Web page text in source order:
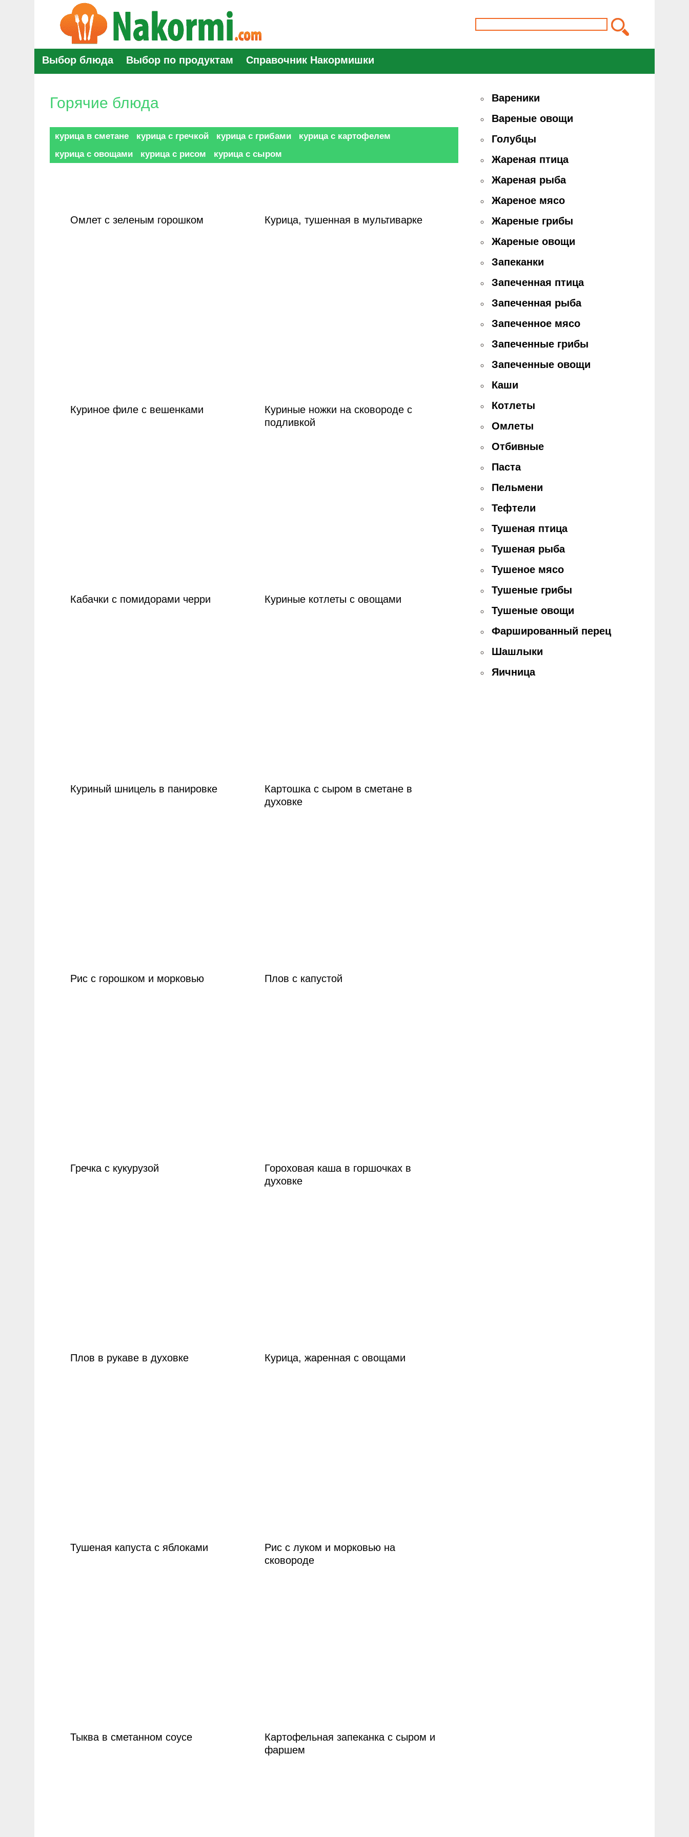
Выбор блюда Выбор по продуктам Справочник Накормишки
Горячие блюда
курица в сметане курица с гречкой курица с грибами
курица с картофелем
курица с овощами
курица с рисом курица с сыром
Омлет с зеленым горошком Курица, тушенная в мультиварке
Куриное филе с вешенками
Куриные ножки на сковороде с
подливкой
Кабачки с помидорами черри Куриные котлеты с овощами
Куриный шницель в панировке
Картошка с сыром в сметане в
духовке
Рис с горошком и морковью Плов с капустой
Гречка с кукурузой
Гороховая каша в горшочках в
духовке
Плов в рукаве в духовке Курица, жаренная с овощами
Тушеная капуста с яблоками
Рис с луком и морковью на
сковороде
Тыква в сметанном соусе
Картофельная запеканка с сыром и
фаршем
Вареники
Вареные овощи
Голубцы
Жареная птица
Жареная рыба
Жареное мясо
Жареные грибы
Жареные овощи
Запеканки
Запеченная птица
Запеченная рыба
Запеченное мясо
Запеченные грибы
Запеченные овощи
Каши
Котлеты
Омлеты
Отбивные
Паста
Пельмени
Тефтели
Тушеная птица
Тушеная рыба
Тушеное мясо
Тушеные грибы
Тушеные овощи
Фаршированный перец
Шашлыки
Яичница